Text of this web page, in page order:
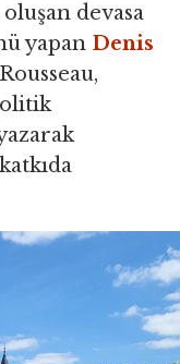
devasa
yapan Denis